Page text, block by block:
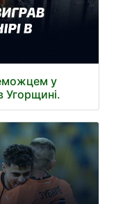
у
Угорщині.